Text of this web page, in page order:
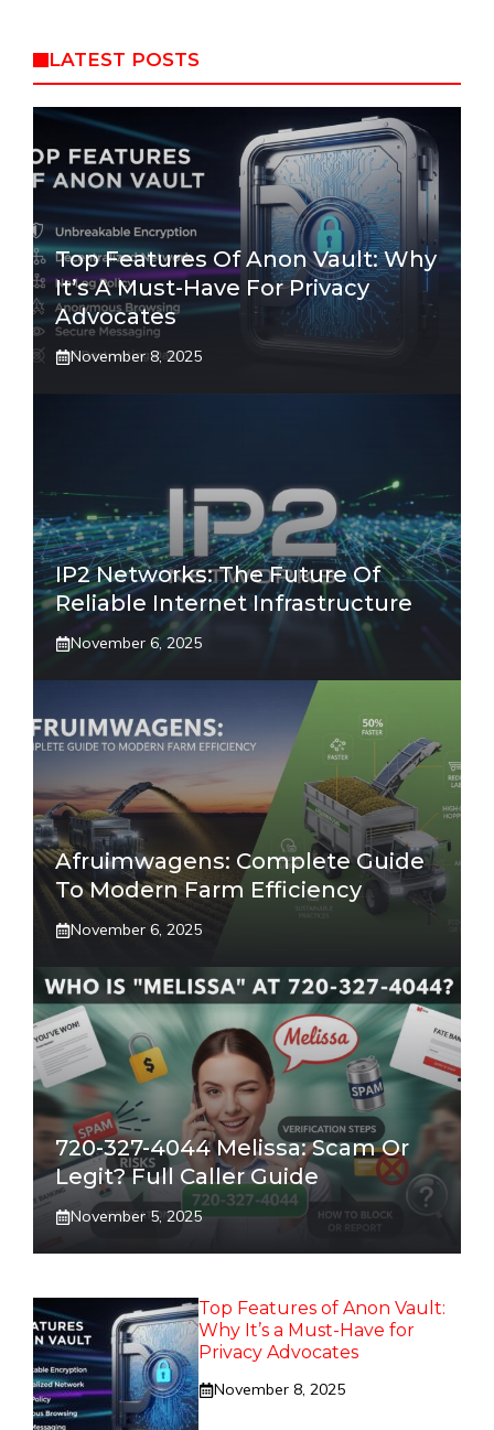
LATEST POSTS
Top Features Of Anon Vault: Why
It’s A Must-Have For Privacy
Advocates
November 8, 2025
IP2 Networks: The Future Of
Reliable Internet Infrastructure
November 6, 2025
Afruimwagens: Complete Guide
To Modern Farm Efficiency
November 6, 2025
720-327-4044 Melissa: Scam Or
Legit? Full Caller Guide
November 5, 2025
Top Features of Anon Vault:
Why It’s a Must-Have for
Privacy Advocates
November 8, 2025